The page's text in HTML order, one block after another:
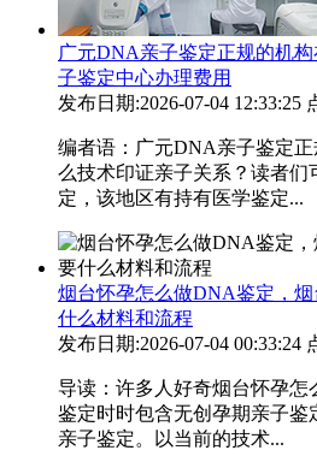
广元DNA亲子鉴定正规的机
子鉴定中心办理费用
发布日期:2026-07-04 12:33:25
编者语：广元DNA亲子鉴定
么技术印证亲子关系？读者们
定，该地区有持有医学鉴定...
烟台怀孕怎么做DNA鉴定，
什么材料和流程
发布日期:2026-07-04 00:33:24
导读：许多人好奇烟台怀孕
鉴定时时包含无创孕期亲子鉴
亲子鉴定。以当前的技术...